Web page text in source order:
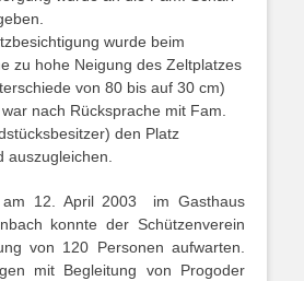
wurde beim
zu hohe Neigung des Zeltplatzes
von 80 bis auf 30 cm)
nach Rücksprache mit Fam.
den Platz
auszugleichen.
am 12. April 2003 im Gasthaus
konnte der Schützenverein
von 120 Personen aufwarten.
mit Begleitung von Progoder